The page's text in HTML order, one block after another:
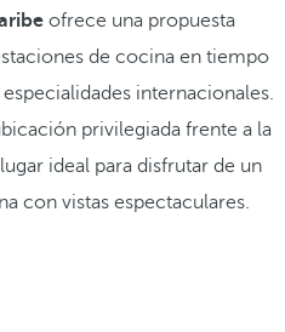
ofrece una propuesta
de cocina en tiempo
internacionales.
privilegiada frente a la
ideal para disfrutar de un
con vistas espectaculares.